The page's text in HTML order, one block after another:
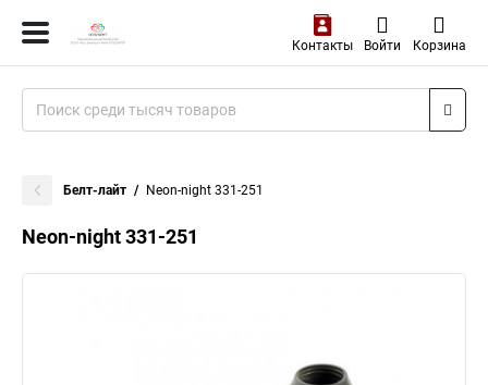
Контакты Войти Корзина
Белт-лайт Neon-night 331-251
Neon-night 331-251